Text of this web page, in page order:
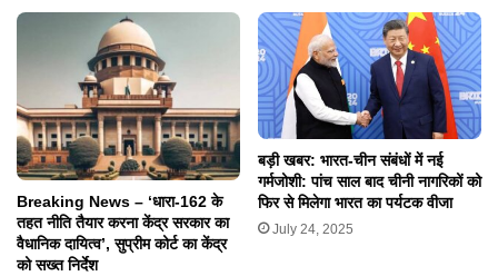
Breaking News – ‘धारा-162 के
तहत नीति तैयार करना केंद्र सरकार का
वैधानिक दायित्व’, सुप्रीम कोर्ट का केंद्र
को सख्त निर्देश
बड़ी खबर: भारत-चीन संबंधों में नई
गर्मजोशी: पांच साल बाद चीनी नागरिकों को
फिर से मिलेगा भारत का पर्यटक वीजा
July 24, 2025